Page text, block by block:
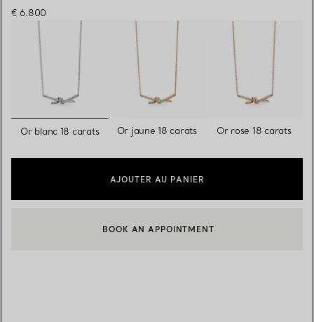
€ 6.800
sélectionnés
Or blanc 18 carats Or jaune 18 carats Or rose 18 carats
AJOUTER AU PANIER
CONTACTER UN CONSEILLER CLIENT OU PRENDRE RENDEZ-
BOOK AN APPOINTMENT